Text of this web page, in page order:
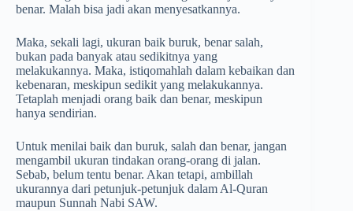
benar. Malah bisa jadi akan menyesatkannya.
Maka, sekali lagi, ukuran baik buruk, benar salah,
bukan pada banyak atau sedikitnya yang
melakukannya. Maka, istiqomahlah dalam kebaikan dan
kebenaran, meskipun sedikit yang melakukannya.
Tetaplah menjadi orang baik dan benar, meskipun
hanya sendirian.
Untuk menilai baik dan buruk, salah dan benar, jangan
mengambil ukuran tindakan orang-orang di jalan.
Sebab, belum tentu benar. Akan tetapi, ambillah
ukurannya dari petunjuk-petunjuk dalam Al-Quran
maupun Sunnah Nabi SAW.